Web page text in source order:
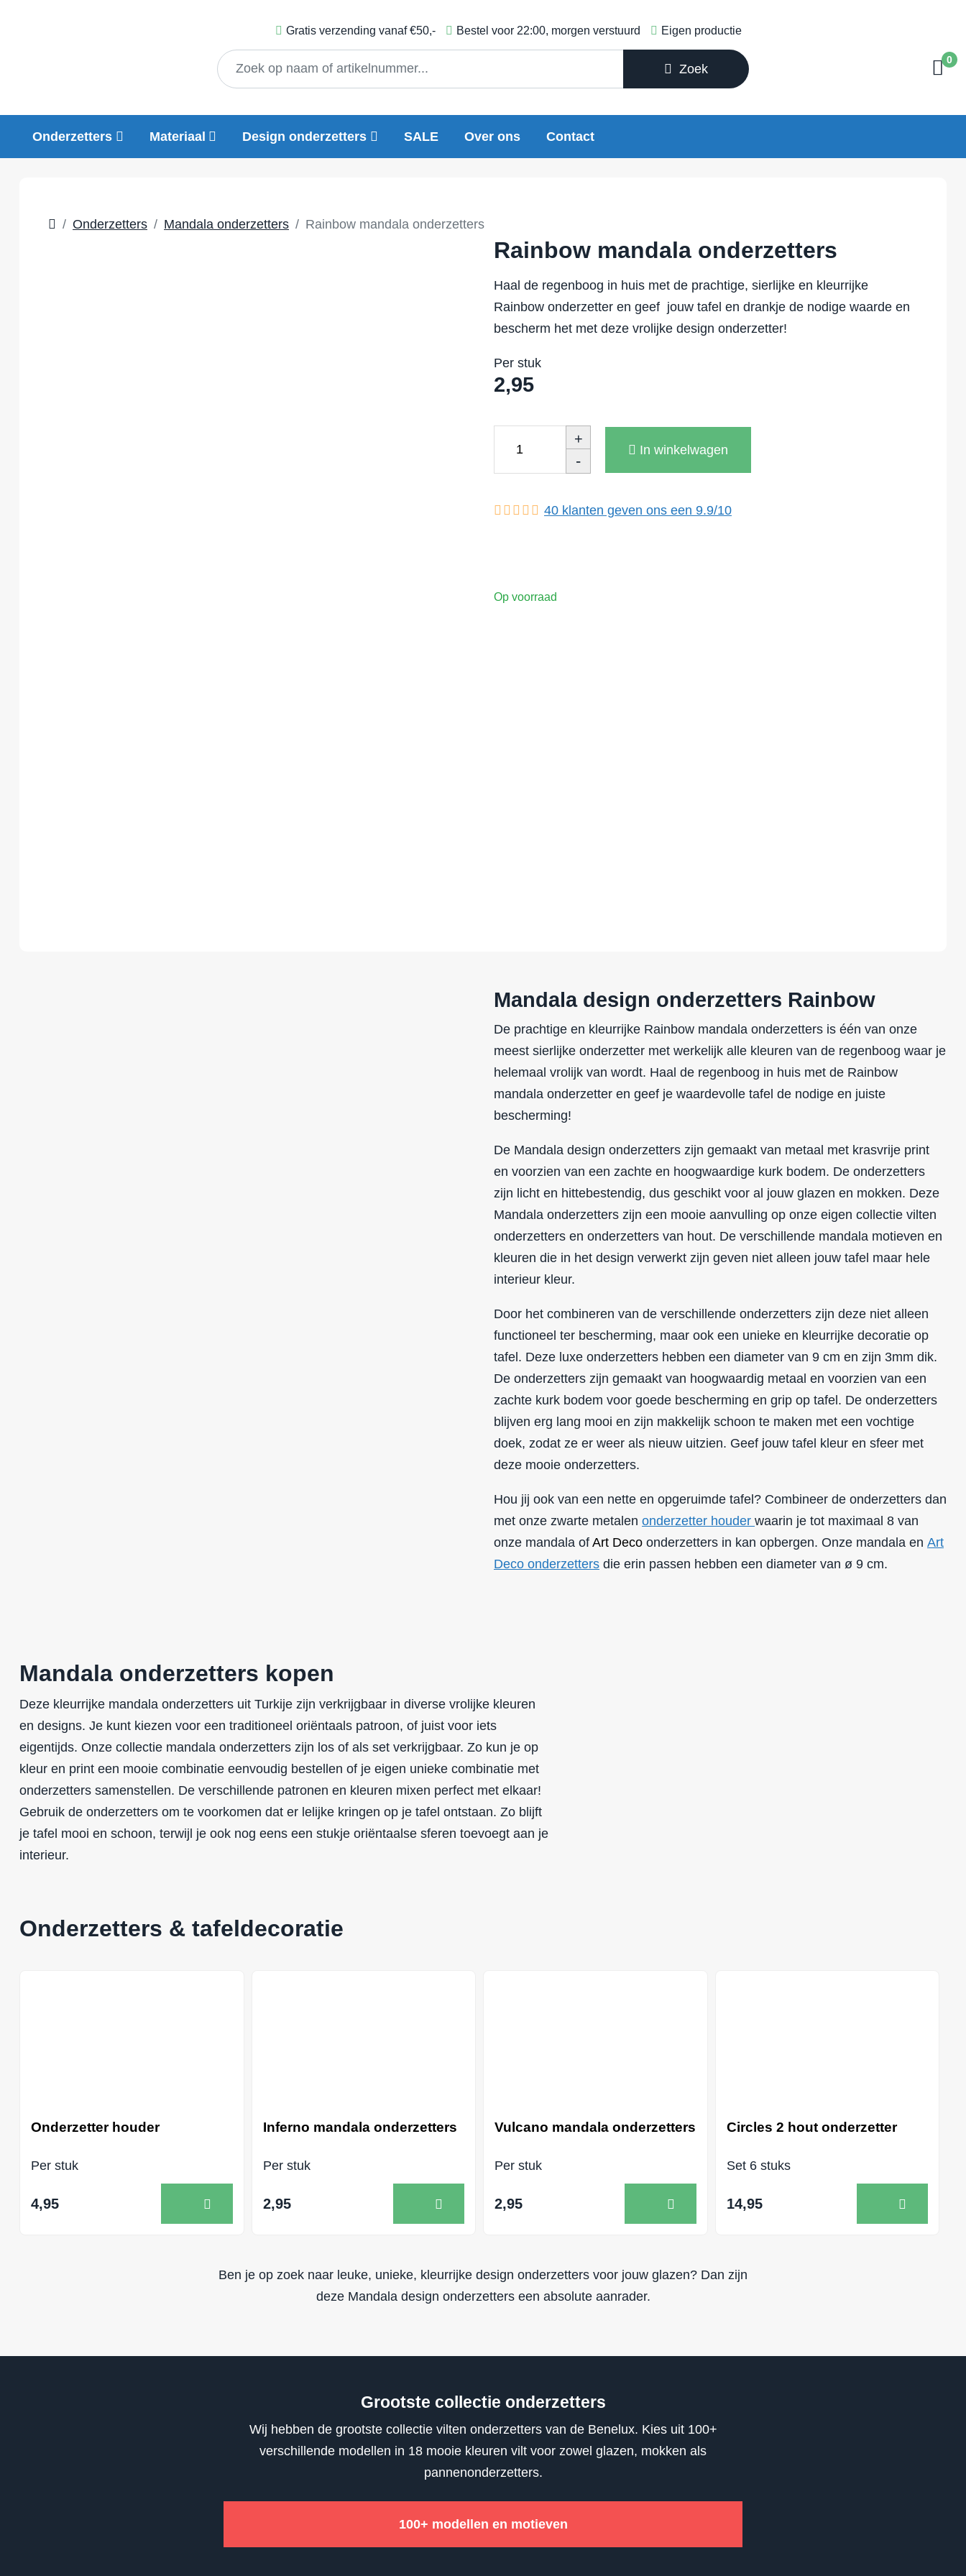
Gratis verzending vanaf €50,- Bestel voor 22:00, morgen verstuurd Eigen productie
Zoek
0
Onderzetters Materiaal Design onderzetters SALE Over ons Contact
Onderzetters Mandala onderzetters Rainbow mandala onderzetters
Rainbow mandala onderzetters
Haal de regenboog in huis met de prachtige, sierlijke en kleurrijke
Rainbow onderzetter en geef jouw tafel en drankje de nodige waarde en
bescherm het met deze vrolijke design onderzetter!
Per stuk
2,95
+
-
In winkelwagen
40 klanten geven ons een 9.9/10
Op voorraad
Mandala design onderzetters Rainbow
De prachtige en kleurrijke Rainbow mandala onderzetters is één van onze
meest sierlijke onderzetter met werkelijk alle kleuren van de regenboog waar je
helemaal vrolijk van wordt. Haal de regenboog in huis met de Rainbow
mandala onderzetter en geef je waardevolle tafel de nodige en juiste
bescherming!
De Mandala design onderzetters zijn gemaakt van metaal met krasvrije print
en voorzien van een zachte en hoogwaardige kurk bodem. De onderzetters
zijn licht en hittebestendig, dus geschikt voor al jouw glazen en mokken. Deze
Mandala onderzetters zijn een mooie aanvulling op onze eigen collectie vilten
onderzetters en onderzetters van hout. De verschillende mandala motieven en
kleuren die in het design verwerkt zijn geven niet alleen jouw tafel maar hele
interieur kleur.
Door het combineren van de verschillende onderzetters zijn deze niet alleen
functioneel ter bescherming, maar ook een unieke en kleurrijke decoratie op
tafel. Deze luxe onderzetters hebben een diameter van 9 cm en zijn 3mm dik.
De onderzetters zijn gemaakt van hoogwaardig metaal en voorzien van een
zachte kurk bodem voor goede bescherming en grip op tafel. De onderzetters
blijven erg lang mooi en zijn makkelijk schoon te maken met een vochtige
doek, zodat ze er weer als nieuw uitzien. Geef jouw tafel kleur en sfeer met
deze mooie onderzetters.
Hou jij ook van een nette en opgeruimde tafel? Combineer de onderzetters dan
met onze zwarte metalen onderzetter houder waarin je tot maximaal 8 van
onze mandala of Art Deco onderzetters in kan opbergen. Onze mandala en Art
Deco onderzetters die erin passen hebben een diameter van ø 9 cm.
Mandala onderzetters kopen
Deze kleurrijke mandala onderzetters uit Turkije zijn verkrijgbaar in diverse vrolijke kleuren
en designs. Je kunt kiezen voor een traditioneel oriëntaals patroon, of juist voor iets
eigentijds. Onze collectie mandala onderzetters zijn los of als set verkrijgbaar. Zo kun je op
kleur en print een mooie combinatie eenvoudig bestellen of je eigen unieke combinatie met
onderzetters samenstellen. De verschillende patronen en kleuren mixen perfect met elkaar!
Gebruik de onderzetters om te voorkomen dat er lelijke kringen op je tafel ontstaan. Zo blijft
je tafel mooi en schoon, terwijl je ook nog eens een stukje oriëntaalse sferen toevoegt aan je
interieur.
Onderzetters & tafeldecoratie
Onderzetter houder
Per stuk
4,95
Inferno mandala onderzetters
Per stuk
2,95
Vulcano mandala onderzetters
Per stuk
2,95
Circles 2 hout onderzetter
Set 6 stuks
14,95
Ben je op zoek naar leuke, unieke, kleurrijke design onderzetters voor jouw glazen? Dan zijn
deze Mandala design onderzetters een absolute aanrader.
Grootste collectie onderzetters
Wij hebben de grootste collectie vilten onderzetters van de Benelux. Kies uit 100+
verschillende modellen in 18 mooie kleuren vilt voor zowel glazen, mokken als
pannenonderzetters.
100+ modellen en motieven